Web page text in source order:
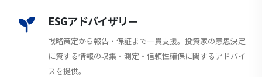
ESGアドバイザリー
戦略策定から報告・保証まで一貫支援。投資家の意思決定
に資する情報の収集・測定・信頼性確保に関するアドバイ
スを提供。